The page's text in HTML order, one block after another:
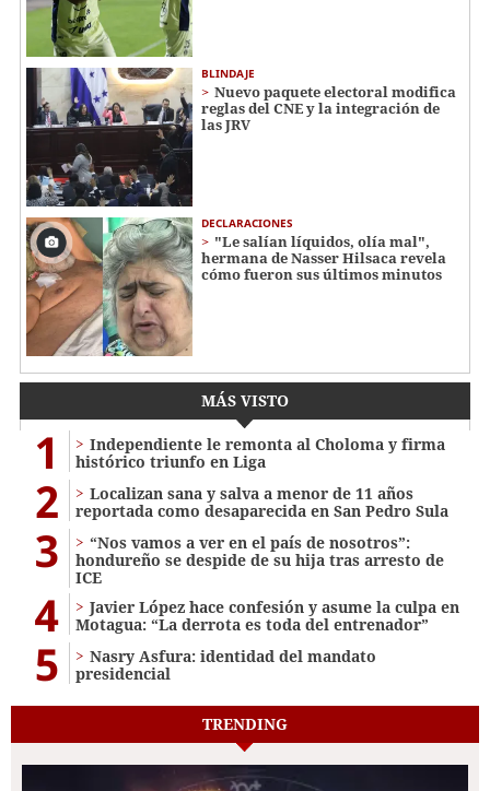
BLINDAJE
Nuevo paquete electoral modifica
reglas del CNE y la integración de
las JRV
DECLARACIONES
"Le salían líquidos, olía mal",
hermana de Nasser Hilsaca revela
cómo fueron sus últimos minutos
MÁS VISTO
1
Independiente le remonta al Choloma y firma
histórico triunfo en Liga
2
Localizan sana y salva a menor de 11 años
reportada como desaparecida en San Pedro Sula
3
“Nos vamos a ver en el país de nosotros”:
hondureño se despide de su hija tras arresto de
ICE
4
Javier López hace confesión y asume la culpa en
Motagua: “La derrota es toda del entrenador”
5
Nasry Asfura: identidad del mandato
presidencial
TRENDING